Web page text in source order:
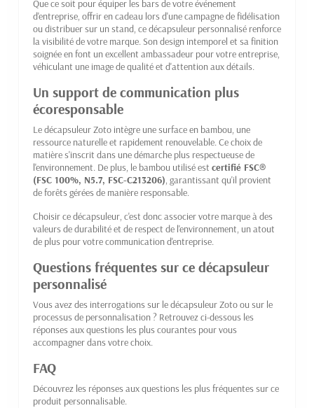
Que ce soit pour équiper les bars de votre événement
d'entreprise, offrir en cadeau lors d'une campagne de fidélisation
ou distribuer sur un stand, ce décapsuleur personnalisé renforce
la visibilité de votre marque. Son design intemporel et sa finition
soignée en font un excellent ambassadeur pour votre entreprise,
véhiculant une image de qualité et d'attention aux détails.
Un support de communication plus
écoresponsable
Le décapsuleur Zoto intègre une surface en bambou, une
ressource naturelle et rapidement renouvelable. Ce choix de
matière s'inscrit dans une démarche plus respectueuse de
l'environnement. De plus, le bambou utilisé est certifié FSC®
(FSC 100%, N5.7, FSC-C213206), garantissant qu'il provient
de forêts gérées de manière responsable.
Choisir ce décapsuleur, c'est donc associer votre marque à des
valeurs de durabilité et de respect de l'environnement, un atout
de plus pour votre communication d'entreprise.
Questions fréquentes sur ce décapsuleur
personnalisé
Vous avez des interrogations sur le décapsuleur Zoto ou sur le
processus de personnalisation ? Retrouvez ci-dessous les
réponses aux questions les plus courantes pour vous
accompagner dans votre choix.
FAQ
Découvrez les réponses aux questions les plus fréquentes sur ce
produit personnalisable.